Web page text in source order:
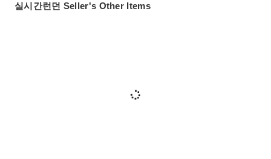
실시간런던 Seller's Other Items